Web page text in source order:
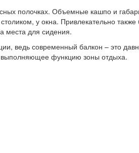
полочках. Объемные кашпо и
у окна. Привлекательно также
места для сидения.
ведь современный балкон – это
выполняющее функцию зоны отдыха.